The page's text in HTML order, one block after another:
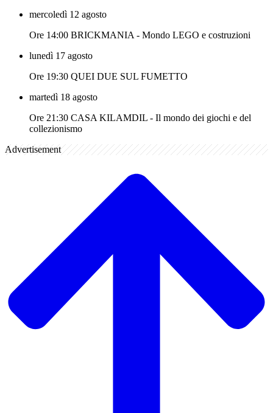
mercoledì 12 agosto
Ore 14:00 BRICKMANIA - Mondo LEGO e costruzioni
lunedì 17 agosto
Ore 19:30 QUEI DUE SUL FUMETTO
martedì 18 agosto
Ore 21:30 CASA KILAMDIL - Il mondo dei giochi e del
collezionismo
Advertisement